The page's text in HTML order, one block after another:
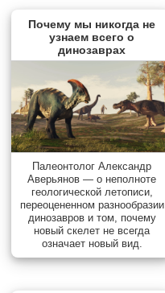
Почему мы никогда не
узнаем всего о
динозаврах
Палеонтолог Александр
Аверьянов — о неполноте
геологической летописи,
переоцененном разнообразии
динозавров и том, почему
новый скелет не всегда
означает новый вид.